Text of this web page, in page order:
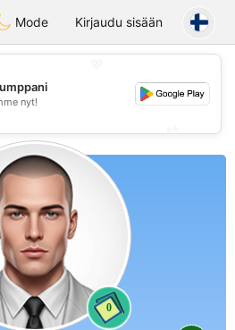
Space
Mode Kirjaudu sisään
nyt!
0